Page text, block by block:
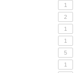
1
2
1
1
5
1